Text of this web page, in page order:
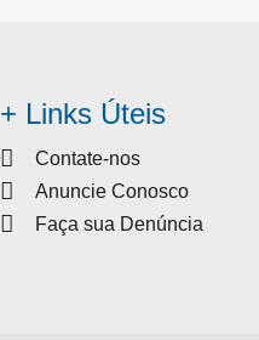
+ Links Úteis
Contate-nos
Anuncie Conosco
Faça sua Denúncia